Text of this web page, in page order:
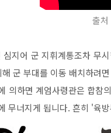
출
지어 군 지휘계통조차 무
군 부대를 이동 배치하려
의하면 계엄사령관은 합참
무너지게 됩니다. 흔히 '육